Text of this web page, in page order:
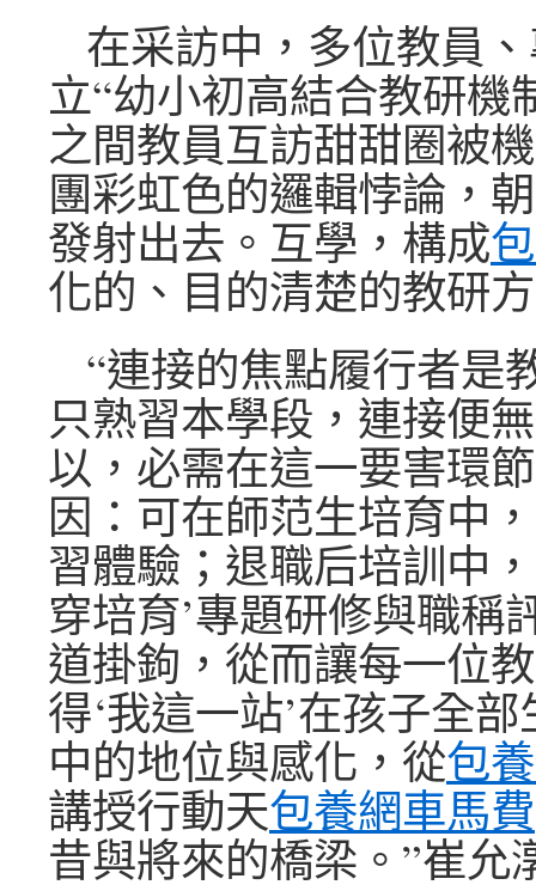
在采訪中，多位教員
立“幼小初高結合教研機
之間教員互訪甜甜圈被
團彩虹色的邏輯悖論，
發射出去。互學，構成
化的、目的清楚的教研
“連接的焦點履行者是
只熟習本學段，連接便
以，必需在這一要害環
因：可在師范生培育中
習體驗；退職后培訓中
穿培育’專題研修與職稱
道掛鉤，從而讓每一位
得‘我這一站’在孩子全
中的地位與感化，從包
講授行動天包養網車馬費
昔與將來的橋梁。”崔允